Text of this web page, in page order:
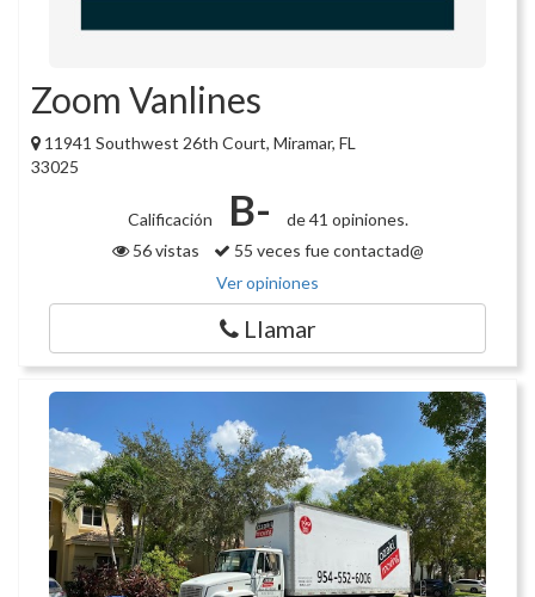
Zoom Vanlines
11941 Southwest 26th Court, Miramar, FL
33025
Calificación B-
de 41 opiniones.
56 vistas
55 veces fue contactad@
Ver opiniones
Llamar